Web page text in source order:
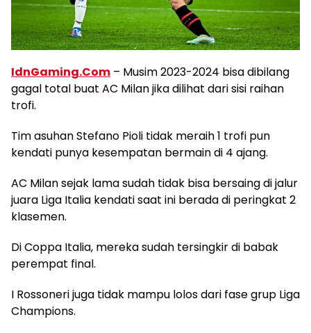
IdnGaming.Com – Musim 2023-2024 bisa dibilang
gagal total buat AC Milan jika dilihat dari sisi raihan
trofi.
Tim asuhan Stefano Pioli tidak meraih 1 trofi pun
kendati punya kesempatan bermain di 4 ajang.
AC Milan sejak lama sudah tidak bisa bersaing di jalur
juara Liga Italia kendati saat ini berada di peringkat 2
klasemen.
Di Coppa Italia, mereka sudah tersingkir di babak
perempat final.
I Rossoneri juga tidak mampu lolos dari fase grup Liga
Champions.